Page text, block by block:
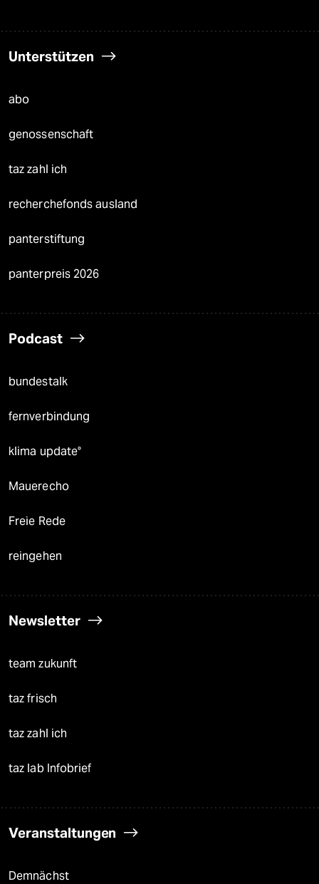
Unterstützen
abo
genossenschaft
taz zahl ich
recherchefonds ausland
panterstiftung
panterpreis 2026
Podcast
bundestalk
fernverbindung
klima update°
Mauerecho
Freie Rede
reingehen
Newsletter
team zukunft
taz frisch
taz zahl ich
taz lab Infobrief
Veranstaltungen
Demnächst